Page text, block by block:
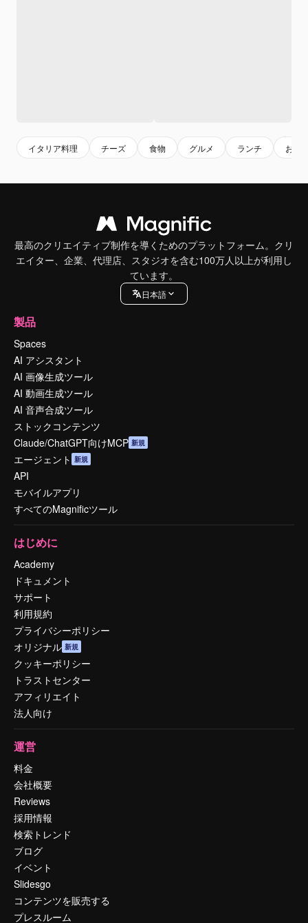
イタリア料理 チーズ 食物 グルメ ランチ おい
最高のクリエイティブ制作を導くためのプラットフォーム。クリ
エイター、企業、代理店、スタジオを含む100万人以上が利用し
ています。
日本語
製品
Spaces
AI アシスタント
AI 画像生成ツール
AI 動画生成ツール
AI 音声合成ツール
ストックコンテンツ
Claude/ChatGPT向けMCP 新規
エージェント 新規
API
モバイルアプリ
すべてのMagnificツール
はじめに
Academy
ドキュメント
サポート
利用規約
プライバシーポリシー
オリジナル 新規
クッキーポリシー
トラストセンター
アフィリエイト
法人向け
運営
料金
会社概要
Reviews
採用情報
検索トレンド
ブログ
イベント
Slidesgo
コンテンツを販売する
プレスルーム